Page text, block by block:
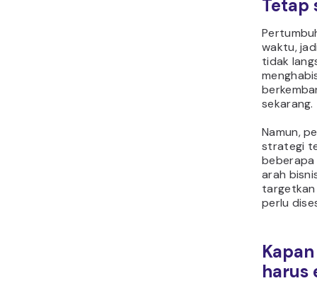
Tetap
waktu,
tidak
sekarang.
Namun,
strategi
beberapa
arah
perlu
harus